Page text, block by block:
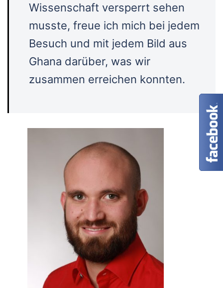
Wissenschaft versperrt sehen
musste, freue ich mich bei jedem
Besuch und mit jedem Bild aus
Ghana darüber, was wir
zusammen erreichen konnten.